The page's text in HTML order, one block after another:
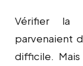
Vérifier la
parvenaient
difficile.